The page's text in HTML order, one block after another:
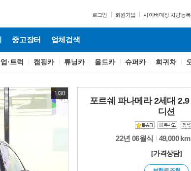
로그인 회원가입 사이버매장 차량등록
중고장터 업체검색
·트럭 캠핑카 튜닝카 올드카 슈퍼카 희귀차
1/30
포르쉐 파나메라 2세대 2.9
디션
22년 06월식 49,000 km
[가격상담]